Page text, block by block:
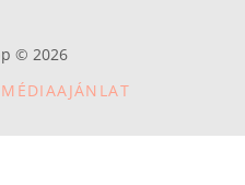
© 2026